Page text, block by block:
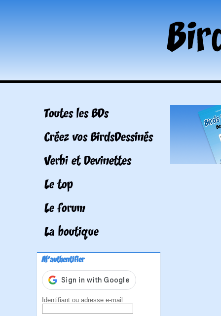
Toutes les BDs
Créez vos BirdsDessinés
Verbi et Devinettes
Le top
Le forum
La boutique
M'authentifier
Identifiant ou adresse e-mail